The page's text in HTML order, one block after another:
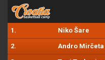
1. Niko Šare
2. Andro Mirčeta